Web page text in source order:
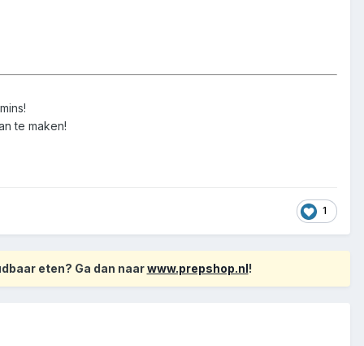
te maken!
1
eten? Ga dan naarwww.prepshop.nl!